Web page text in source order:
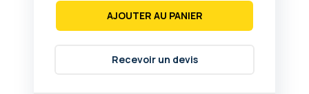
AJOUTER AU PANIER
Recevoir un devis